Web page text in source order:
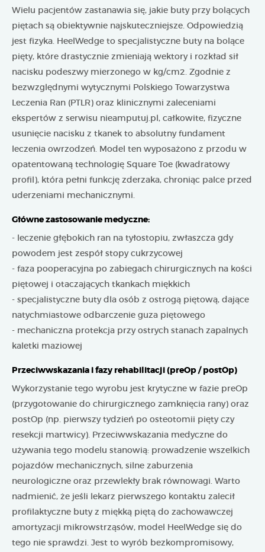
Wielu pacjentów zastanawia się, jakie buty przy bolących
piętach są obiektywnie najskuteczniejsze. Odpowiedzią
jest fizyka. HeelWedge to specjalistyczne buty na bolące
pięty, które drastycznie zmieniają wektory i rozkład sił
nacisku podeszwy mierzonego w kg/cm2. Zgodnie z
bezwzględnymi wytycznymi Polskiego Towarzystwa
Leczenia Ran (PTLR) oraz klinicznymi zaleceniami
ekspertów z serwisu nieamputuj.pl, całkowite, fizyczne
usunięcie nacisku z tkanek to absolutny fundament
leczenia owrzodzeń. Model ten wyposażono z przodu w
opatentowaną technologię Square Toe (kwadratowy
profil), która pełni funkcję zderzaka, chroniąc palce przed
uderzeniami mechanicznymi.
Główne zastosowanie medyczne:
- leczenie głębokich ran na tyłostopiu, zwłaszcza gdy
powodem jest zespół stopy cukrzycowej
- faza pooperacyjna po zabiegach chirurgicznych na kości
piętowej i otaczających tkankach miękkich
- specjalistyczne buty dla osób z ostrogą piętową, dające
natychmiastowe odbarczenie guza piętowego
- mechaniczna protekcja przy ostrych stanach zapalnych
kaletki maziowej
Przeciwwskazania i fazy rehabilitacji (preOp / postOp)
Wykorzystanie tego wyrobu jest krytyczne w fazie preOp
(przygotowanie do chirurgicznego zamknięcia rany) oraz
postOp (np. pierwszy tydzień po osteotomii pięty czy
resekcji martwicy). Przeciwwskazania medyczne do
używania tego modelu stanowią: prowadzenie wszelkich
pojazdów mechanicznych, silne zaburzenia
neurologiczne oraz przewlekły brak równowagi. Warto
nadmienić, że jeśli lekarz pierwszego kontaktu zalecił
profilaktyczne buty z miękką piętą do zachowawczej
amortyzacji mikrowstrząsów, model HeelWedge się do
tego nie sprawdzi. Jest to wyrób bezkompromisowy,